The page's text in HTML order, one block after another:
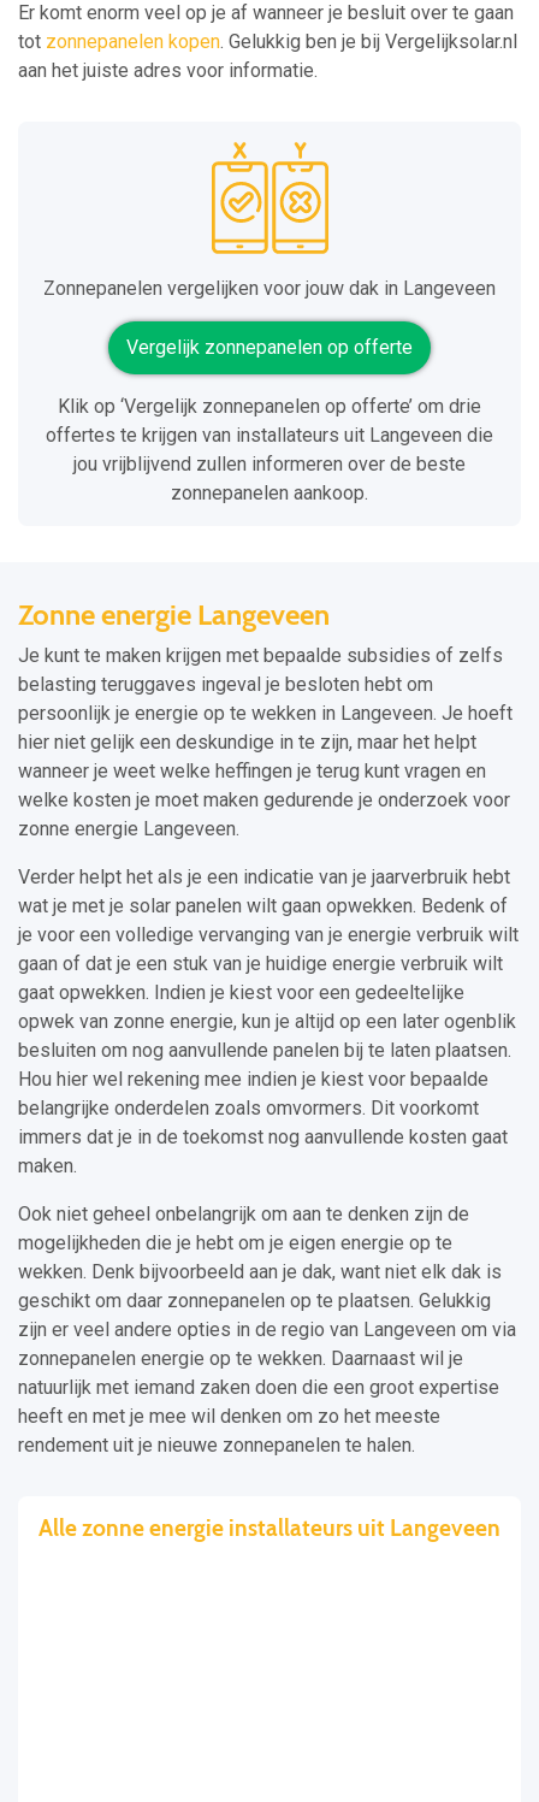
Er komt enorm veel op je af wanneer je besluit over te gaan
tot zonnepanelen kopen. Gelukkig ben je bij Vergelijksolar.nl
aan het juiste adres voor informatie.
Zonnepanelen vergelijken voor jouw dak in Langeveen
Vergelijk zonnepanelen op offerte
Klik op ‘Vergelijk zonnepanelen op offerte’ om drie
offertes te krijgen van installateurs uit Langeveen die
jou vrijblijvend zullen informeren over de beste
zonnepanelen aankoop.
Zonne energie Langeveen
Je kunt te maken krijgen met bepaalde subsidies of zelfs
belasting teruggaves ingeval je besloten hebt om
persoonlijk je energie op te wekken in Langeveen. Je hoeft
hier niet gelijk een deskundige in te zijn, maar het helpt
wanneer je weet welke heffingen je terug kunt vragen en
welke kosten je moet maken gedurende je onderzoek voor
zonne energie Langeveen.
Verder helpt het als je een indicatie van je jaarverbruik hebt
wat je met je solar panelen wilt gaan opwekken. Bedenk of
je voor een volledige vervanging van je energie verbruik wilt
gaan of dat je een stuk van je huidige energie verbruik wilt
gaat opwekken. Indien je kiest voor een gedeeltelijke
opwek van zonne energie, kun je altijd op een later ogenblik
besluiten om nog aanvullende panelen bij te laten plaatsen.
Hou hier wel rekening mee indien je kiest voor bepaalde
belangrijke onderdelen zoals omvormers. Dit voorkomt
immers dat je in de toekomst nog aanvullende kosten gaat
maken.
Ook niet geheel onbelangrijk om aan te denken zijn de
mogelijkheden die je hebt om je eigen energie op te
wekken. Denk bijvoorbeeld aan je dak, want niet elk dak is
geschikt om daar zonnepanelen op te plaatsen. Gelukkig
zijn er veel andere opties in de regio van Langeveen om via
zonnepanelen energie op te wekken. Daarnaast wil je
natuurlijk met iemand zaken doen die een groot expertise
heeft en met je mee wil denken om zo het meeste
rendement uit je nieuwe zonnepanelen te halen.
Alle zonne energie installateurs uit Langeveen